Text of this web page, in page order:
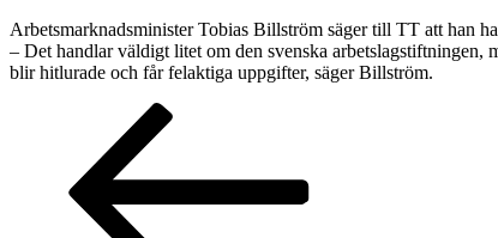
Arbetsmarknadsminister Tobias Billström säger till TT att han
– Det handlar väldigt litet om den svenska arbetslagstiftningen,
blir hitlurade och får felaktiga uppgifter, säger Billström.
Sidnumrering
inlägg